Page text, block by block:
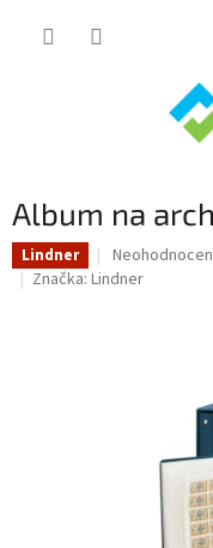
Album na
Lindner
Průměrné
hodnocení
Značka: Lindner